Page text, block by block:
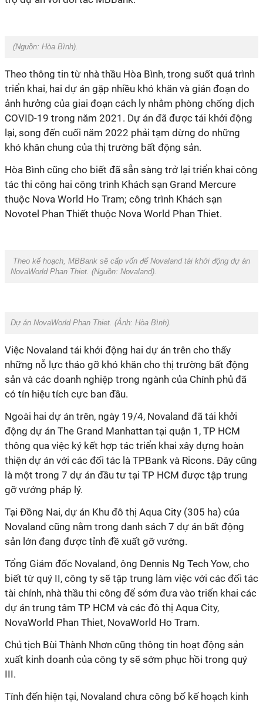
(Nguồn: Hòa Bình).
Theo thông tin từ nhà thầu Hòa Bình, trong suốt quá trình
triển khai, hai dự án gặp nhiều khó khăn và gián đoạn do
ảnh hưởng của giai đoạn cách ly nhằm phòng chống dịch
COVID-19 trong năm 2021. Dự án đã được tái khởi động
lại, song đến cuối năm 2022 phải tạm dừng do những
khó khăn chung của thị trường bất động sản.
Hòa Bình cũng cho biết đã sẵn sàng trở lại triển khai công
tác thi công hai công trình Khách sạn Grand Mercure
thuộc Nova World Ho Tram; công trình Khách sạn
Novotel Phan Thiết thuộc Nova World Phan Thiet.
Theo kế hoạch, MBBank sẽ cấp vốn để Novaland tái khởi động dự án
NovaWorld Phan Thiet. (Nguồn: Novaland).
Dự án NovaWorld Phan Thiet. (Ảnh: Hòa Bình).
Việc Novaland tái khởi động hai dự án trên cho thấy
những nỗ lực tháo gỡ khó khăn cho thị trường bất động
sản và các doanh nghiệp trong ngành của Chính phủ đã
có tín hiệu tích cực ban đầu.
Ngoài hai dự án trên, ngày 19/4, Novaland đã tái khởi
động dự án The Grand Manhattan tại quận 1, TP HCM
thông qua việc ký kết hợp tác triển khai xây dựng hoàn
thiện dự án với các đối tác là TPBank và Ricons. Đây cũng
là một trong 7 dự án đầu tư tại TP HCM được tập trung
gỡ vướng pháp lý.
Tại Đồng Nai, dự án Khu đô thị Aqua City (305 ha) của
Novaland cũng nằm trong danh sách 7 dự án bất động
sản lớn đang được tỉnh đề xuất gỡ vướng.
Tổng Giám đốc Novaland, ông Dennis Ng Tech Yow, cho
biết từ quý II, công ty sẽ tập trung làm việc với các đối tác
tài chính, nhà thầu thi công để sớm đưa vào triển khai các
dự án trung tâm TP HCM và các đô thị Aqua City,
NovaWorld Phan Thiet, NovaWorld Ho Tram.
Chủ tịch Bùi Thành Nhơn cũng thông tin hoạt động sản
xuất kinh doanh của công ty sẽ sớm phục hồi trong quý
III.
Tính đến hiện tại, Novaland chưa công bố kế hoạch kinh